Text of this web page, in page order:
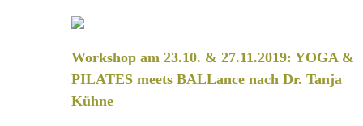
Workshop am 23.10. & 27.11.2019: YOGA &
PILATES meets BALLance nach Dr. Tanja
Kühne